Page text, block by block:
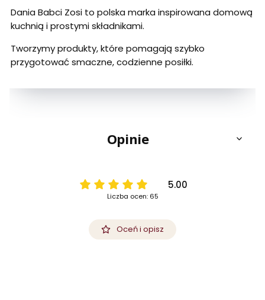
Dania Babci Zosi to polska marka inspirowana domową
kuchnią i prostymi składnikami.
Tworzymy produkty, które pomagają szybko
przygotować smaczne, codzienne posiłki.
Opinie
5.00
Liczba ocen: 65
Oceń i opisz